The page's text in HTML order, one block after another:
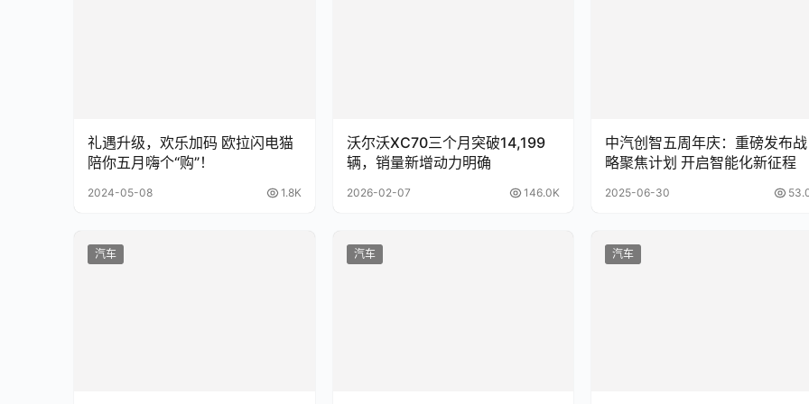
礼遇升级，欢乐加码 欧拉闪电猫
陪你五月嗨个“购”！
2024-05-08 1.8K
沃尔沃XC70三个月突破14,199
辆，销量新增动力明确
2026-02-07 146.0K
中汽创智五周年庆：重磅发布战
略聚焦计划 开启智能化新征程
2025-06-30
汽车 汽车 汽车